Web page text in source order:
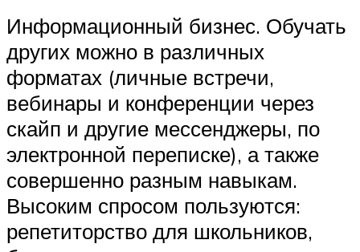
Информационный бизнес. Обучать
других можно в различных
форматах (личные встречи,
вебинары и конференции через
скайп и другие мессенджеры, по
электронной переписке), а также
совершенно разным навыкам.
Высоким спросом пользуются:
репетиторство для школьников,